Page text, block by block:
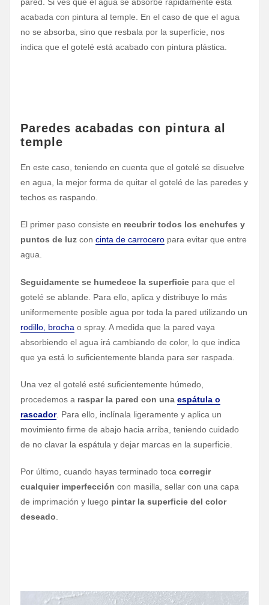
acabada con pintura al temple. En el caso de que el agua
no se absorba, sino que resbala por la superficie, nos
indica que el gotelé está acabado con pintura plástica.
Paredes acabadas con pintura al
temple
En este caso, teniendo en cuenta que el gotelé se disuelve
en agua, la mejor forma de quitar el gotelé de las paredes y
techos es raspando.
El primer paso consiste en recubrir todos los enchufes y
puntos de luz con cinta de carroceropara evitar que entre
agua.
Seguidamente se humedece la superficiepara que el
gotelé se ablande. Para ello, aplica y distribuye lo más
uniformemente posible agua por toda la pared utilizando un
rodillo, brocha o spray. A medida que la pared vaya
absorbiendo el agua irá cambiando de color, lo que indica
que ya está lo suficientemente blanda para ser raspada.
Una vez el gotelé esté suficientemente húmedo,
procedemos a raspar la pared con una espátula o
rascador. Para ello, inclínala ligeramente y aplica un
movimiento firme de abajo hacia arriba, teniendo cuidado
de no clavar la espátula y dejar marcas en la superficie.
Por último, cuando hayas terminado toca corregir
cualquier imperfección con masilla, sellar con una capa
de imprimación y luego pintar la superficie del color
deseado.